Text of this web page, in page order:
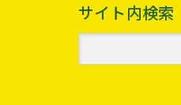
サイト内検索